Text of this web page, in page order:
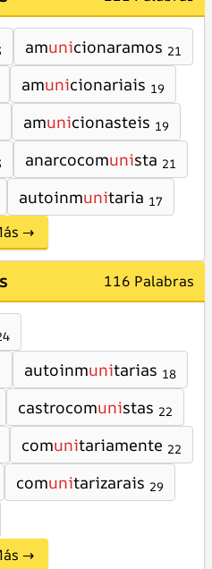
amunicionaramos 21
amunicionariais 19
amunicionasteis 19
anarcocomunista 21
autoinmunitaria 17
→
116 Palabras
autoinmunitarias 18
castrocomunistas 22
comunitariamente 22
comunitarizarais 29
→